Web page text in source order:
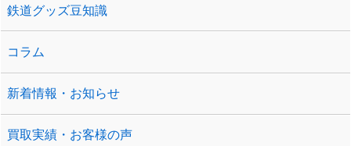
鉄道グッズ豆知識
コラム
新着情報・お知らせ
買取実績・お客様の声